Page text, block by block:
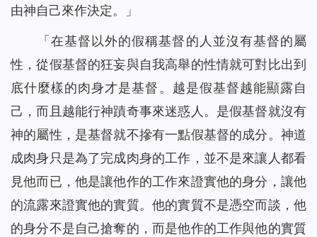
由神自己來作決定。
」
「 在基督以外的假稱基督的人並沒有基督的屬
性，從假基督的狂妄與自我高舉的性情就可對比出到
底什麼樣的肉身才是基督。越是假基督越能顯露自
己，而且越能行神蹟奇事來迷惑人。是假基督就沒有
神的屬性，是基督就不摻有一點假基督的成分。神道
成肉身只是為了完成肉身的工作，並不是來讓人都看
見他而已，他是讓他作的工作來證實他的身分，讓他
的流露來證實他的實質。他的實質不是憑空而談，他
的身分不是自己搶奪的，而是他作的工作與他的實質